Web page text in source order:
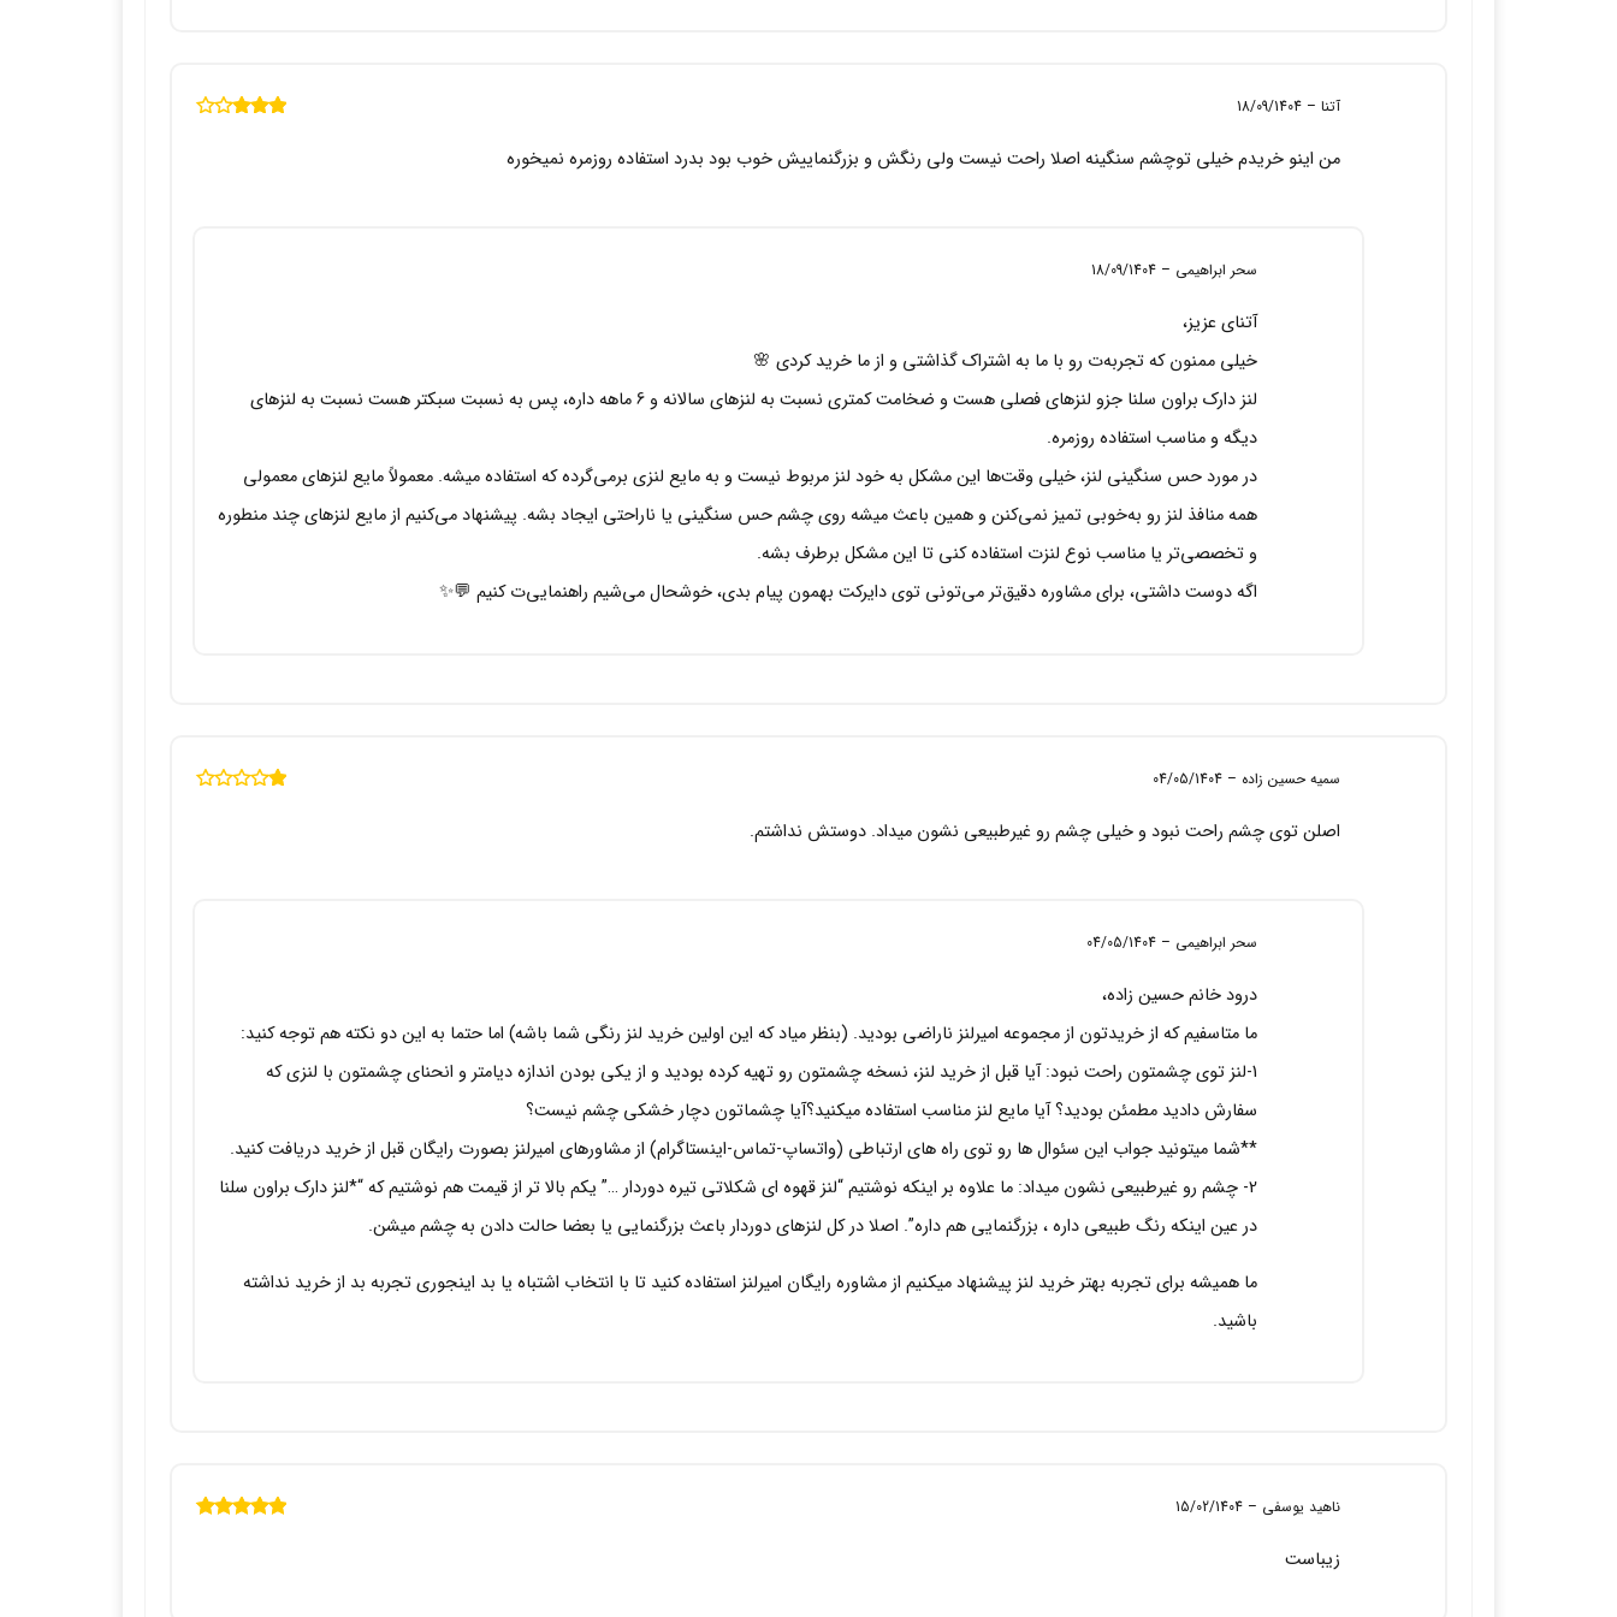
آتنا –
18/09/1404
من اینو خریدم خیلی توچشم سنگینه اصلا راحت نیست ولی رنگش و بزرگنماییش خوب بود بدرد استفاده روزمره نمیخوره
سحر ابراهیمی –
18/09/1404
آتنای عزیز،
خیلی ممنون که تجربه‌ت رو با ما به اشتراک گذاشتی و از ما خرید کردی 🌸
لنز دارک براون سلنا جزو لنزهای فصلی هست و ضخامت کمتری نسبت به لنزهای سالانه و 6 ماهه داره، پس به نسبت سبکتر هست نسبت به لنزهای
دیگه و مناسب استفاده روزمره.
در مورد حس سنگینی لنز، خیلی وقت‌ها این مشکل به خود لنز مربوط نیست و به مایع لنزی برمی‌گرده که استفاده میشه. معمولاً مایع‌ لنزهای معمولی
همه منافذ لنز رو به‌خوبی تمیز نمی‌کنن و همین باعث میشه روی چشم حس سنگینی یا ناراحتی ایجاد بشه. پیشنهاد می‌کنیم از مایع لنزهای چند منطوره
و تخصصی‌تر یا مناسب نوع لنزت استفاده کنی تا این مشکل برطرف بشه.
اگه دوست داشتی، برای مشاوره دقیق‌تر می‌تونی توی دایرکت بهمون پیام بدی، خوشحال می‌شیم راهنمایی‌ت کنیم 💬✨
سمیه حسین زاده –
04/05/1404
اصلن توی چشم راحت نبود و خیلی چشم رو غیرطبیعی نشون میداد. دوستش نداشتم.
سحر ابراهیمی –
04/05/1404
درود خانم حسین زاده،
ما متاسفیم که از خریدتون از مجموعه امیرلنز ناراضی بودید. (بنظر میاد که این اولین خرید لنز رنگی شما باشه) اما حتما به این دو نکته هم توجه کنید:
1-لنز توی چشمتون راحت نبود: آیا قبل از خرید لنز، نسخه چشمتون رو تهیه کرده بودید و از یکی بودن اندازه دیامتر و انحنای چشمتون با لنزی که
سفارش دادید مطمئن بودید؟ آیا مایع لنز مناسب استفاده میکنید؟آیا چشماتون دچار خشکی چشم نیست؟
**شما میتونید جواب این سئوال ها رو توی راه های ارتباطی (واتساپ-تماس-اینستاگرام) از مشاورهای امیرلنز بصورت رایگان قبل از خرید دریافت کنید.
2- چشم رو غیرطبیعی نشون میداد: ما علاوه بر اینکه نوشتیم “لنز قهوه ای شکلاتی تیره دوردار …” یکم بالا تر از قیمت هم نوشتیم که “*لنز دارک براون سلنا
در عین اینکه رنگ طبیعی داره ، بزرگنمایی هم داره”. اصلا در کل لنزهای دوردار باعث بزرگنمایی یا بعضا حالت دادن به چشم میشن.
ما همیشه برای تجربه بهتر خرید لنز پیشنهاد میکنیم از مشاوره رایگان امیرلنز استفاده کنید تا با انتخاب اشتباه یا بد اینجوری تجربه بد از خرید نداشته
باشید.
ناهید یوسفی –
15/02/1404
زیباست